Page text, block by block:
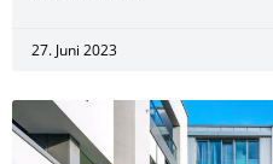
27. Juni 2023